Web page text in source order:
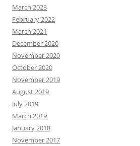
March 2023
February 2022
March 2021
December 2020
November 2020
October 2020
November 2019
August 2019
July 2019
March 2019
January 2018
November 2017